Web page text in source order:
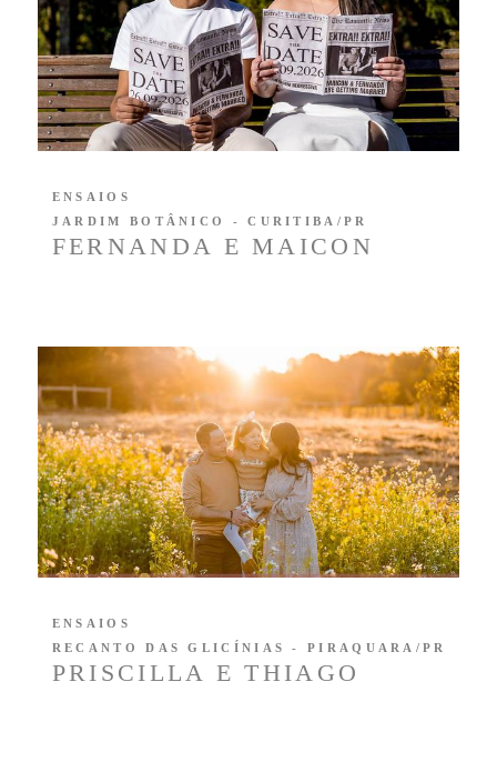
FERNANDA E MAICON
ENSAIOS
JARDIM BOTÂNICO - CURITIBA/PR
PRISCILLA E THIAGO
ENSAIOS
RECANTO DAS GLICÍNIAS - PIRAQUARA/PR